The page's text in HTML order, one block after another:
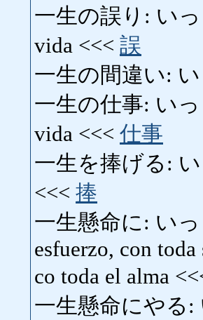
一生の誤り: い
vida <<< 誤
一生の間違い:
一生の仕事: い
vida <<< 仕事
一生を捧げる:
<<< 捧
一生懸命に: い
esfuerzo, con
co toda el alma
一生懸命にやる